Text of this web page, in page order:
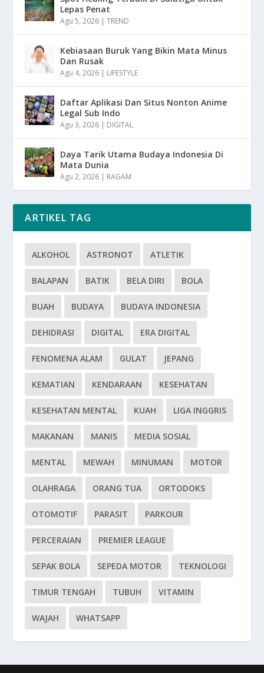
Lepas Penat
Agu 5, 2026 |TREND
Kebiasaan Buruk Yang Bikin Mata Minus
Dan Rusak
Agu 4, 2026 | LIFESTYLE
Daftar Aplikasi Dan Situs Nonton Anime
Legal Sub Indo
Agu 3, 2026 | DIGITAL
Daya Tarik Utama Budaya Indonesia Di
Mata Dunia
Agu 2, 2026 | RAGAM
ARTIKEL TAG
ALKOHOL ASTRONOT ATLETIK
BALAPAN BATIK BELA DIRI BOLA
BUAH BUDAYA BUDAYA INDONESIA
DEHIDRASI DIGITAL ERA DIGITAL
FENOMENA ALAM GULAT JEPANG
KEMATIAN KENDARAAN KESEHATAN
KESEHATAN MENTAL KUAH LIGA INGGRIS
MAKANAN MANIS MEDIA SOSIAL
MENTAL MEWAH MINUMAN MOTOR
OLAHRAGA ORANG TUA ORTODOKS
OTOMOTIF PARASIT PARKOUR
PERCERAIAN PREMIER LEAGUE
SEPAK BOLA SEPEDA MOTOR TEKNOLOGI
TIMUR TENGAH TUBUH VITAMIN
WAJAH WHATSAPP